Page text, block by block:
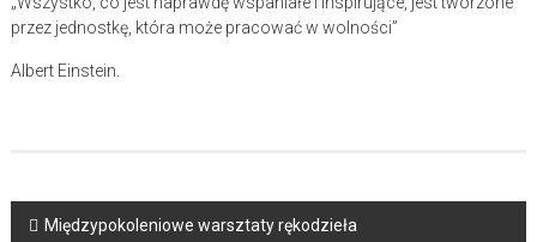
przez jednostkę, która może pracować w wolności”
Albert Einstein.
Post
Międzypokoleniowe warsztaty rękodzieła